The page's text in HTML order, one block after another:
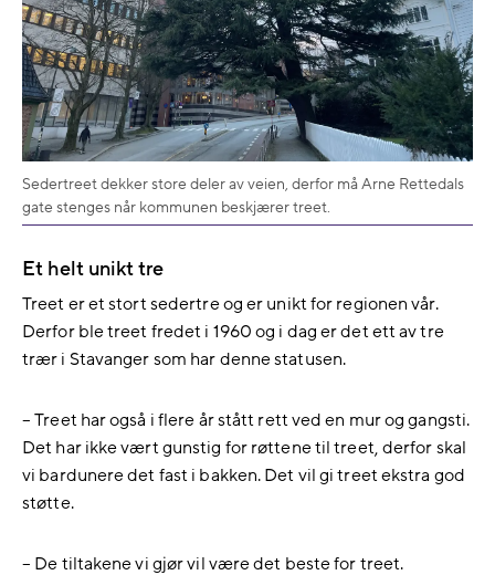
Sedertreet dekker store deler av veien, derfor må Arne Rettedals
gate stenges når kommunen beskjærer treet.
Et helt unikt tre
Treet er et stort sedertre og er unikt for regionen vår.
Derfor ble treet fredet i 1960 og i dag er det ett av tre
trær i Stavanger som har denne statusen.
– Treet har også i flere år stått rett ved en mur og gangsti.
Det har ikke vært gunstig for røttene til treet, derfor skal
vi bardunere det fast i bakken. Det vil gi treet ekstra god
støtte.
– De tiltakene vi gjør vil være det beste for treet.